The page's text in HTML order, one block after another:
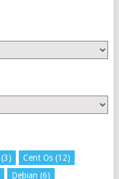
(3) Cent Os(12)
Debian (6)